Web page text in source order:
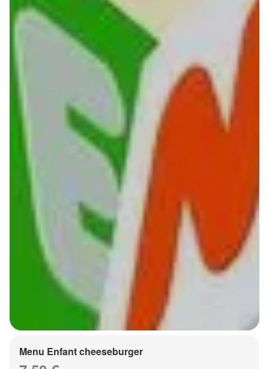
Menu Enfant cheeseburger